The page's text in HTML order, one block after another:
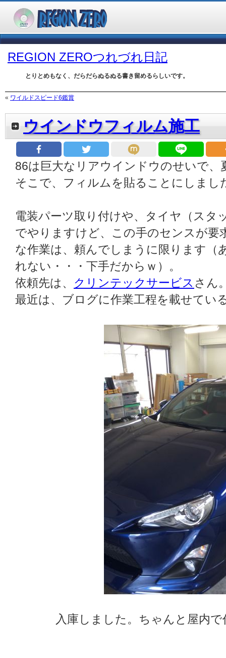
REGION ZEROつれづれ日記
とりとめもなく、だらだらぬるぬる書き留めるらしいです。
« ワイルドスピード6鑑賞
ウインドウフィルム施工
86は巨大なリアウインドウのせいで、
そこで、フィルムを貼ることにしまし
電装パーツ取り付けや、タイヤ（スタ
でやりますけど、この手のセンスが要
な作業は、頼んでしまうに限ります（
れない・・・下手だからｗ）。
依頼先は、 クリンテックサービス さん
最近は、ブログに作業工程を載せてい
入庫しました。ちゃんと屋内